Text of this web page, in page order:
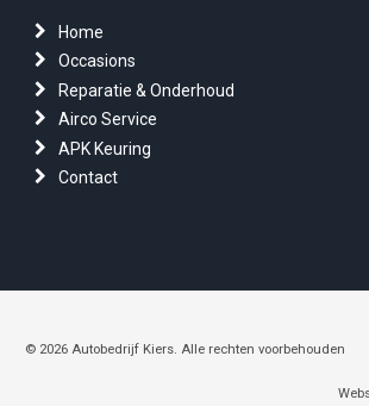
Home
Occasions
Reparatie & Onderhoud
Airco Service
APK Keuring
Contact
© 2026 Autobedrijf Kiers. Alle rechten voorbehouden